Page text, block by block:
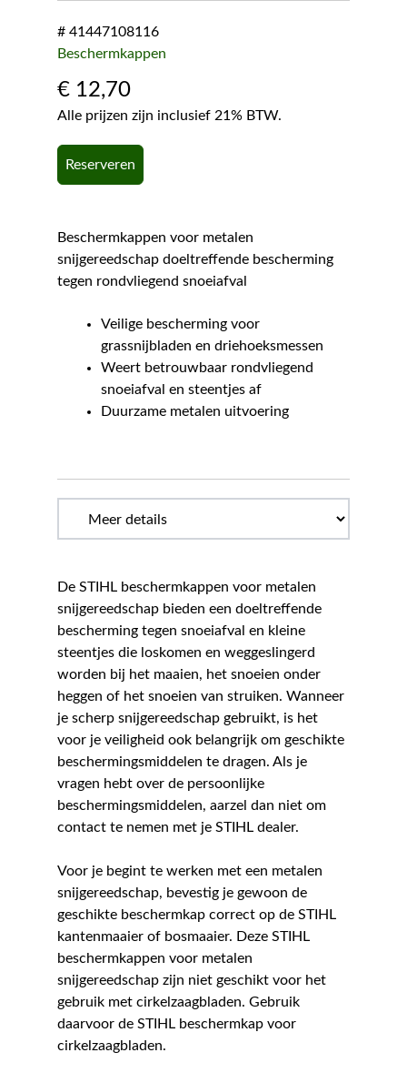
# 41447108116
Beschermkappen
€12,70
Alle prijzen zijn inclusief 21% BTW.
Reserveren
Beschermkappen voor metalen
snijgereedschap doeltreffende bescherming
tegen rondvliegend snoeiafval
Veilige bescherming voor
grassnijbladen en driehoeksmessen
Weert betrouwbaar rondvliegend
snoeiafval en steentjes af
Duurzame metalen uitvoering
De STIHL beschermkappen voor metalen
snijgereedschap bieden een doeltreffende
bescherming tegen snoeiafval en kleine
steentjes die loskomen en weggeslingerd
worden bij het maaien, het snoeien onder
heggen of het snoeien van struiken. Wanneer
je scherp snijgereedschap gebruikt, is het
voor je veiligheid ook belangrijk om geschikte
beschermingsmiddelen te dragen. Als je
vragen hebt over de persoonlijke
beschermingsmiddelen, aarzel dan niet om
contact te nemen met je STIHL dealer.
Voor je begint te werken met een metalen
snijgereedschap, bevestig je gewoon de
geschikte beschermkap correct op de STIHL
kantenmaaier of bosmaaier. Deze STIHL
beschermkappen voor metalen
snijgereedschap zijn niet geschikt voor het
gebruik met cirkelzaagbladen. Gebruik
daarvoor de STIHL beschermkap voor
cirkelzaagbladen.